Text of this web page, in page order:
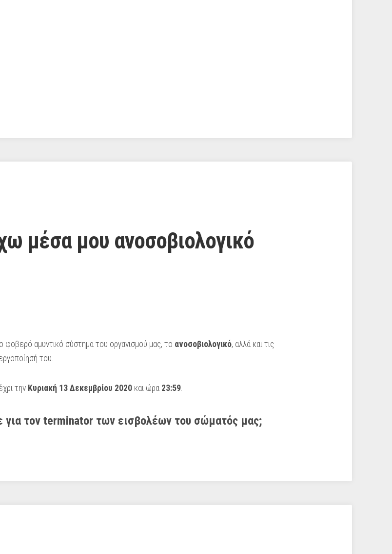
μέσα μου ανοσοβιολογικό
φοβερό αμυντικό σύστημα του οργανισμού μας, το ανοσοβιολογικό, αλλά και τις
του.
την Κυριακή 13 Δεκεμβρίου 2020 και ώρα 23:59.
για τον terminator των εισβολέων του σώματός μας;